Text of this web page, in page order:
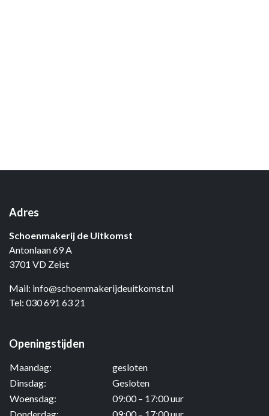
Adres
Schoenmakerij de Uitkomst
Antonlaan 69 A
3701 VD Zeist
Mail: info@schoenmakerijdeuitkomst.nl
Tel: 030 691 63 21
Openingstijden
Maandag:
gesloten
Dinsdag:
Gesloten
Woensdag:
09:00 – 17:00 uur